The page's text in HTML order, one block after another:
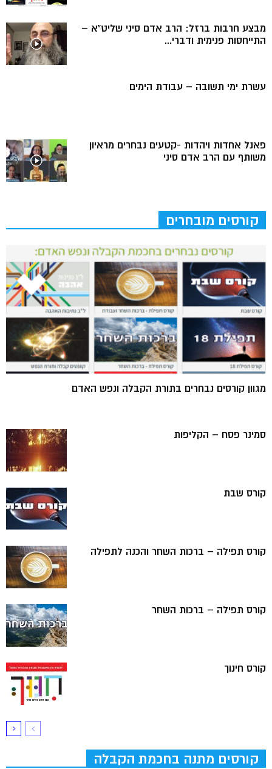
מבצע חרבות ברזל: הרב אדם סיני שליט”א –
התייחסות פנימית ודברי...
עשרת ימי תשובה – עבודת הימים
פאנל אחדות ויהדות -קטעים נבחרים מראיון
משותף עם הרב אדם סיני
קורסים מובחרים
מגוון קורסים נבחרים בתורת הקבלה ונפש האדם
סמינר פסח – הקליפות
קורס שבת
קורס תפילה – ברכות השחר והכנה לתפילה
קורס תפילה – ברכות השחר
קורס חינוך
קורסים מתנה בחכמת הקבלה